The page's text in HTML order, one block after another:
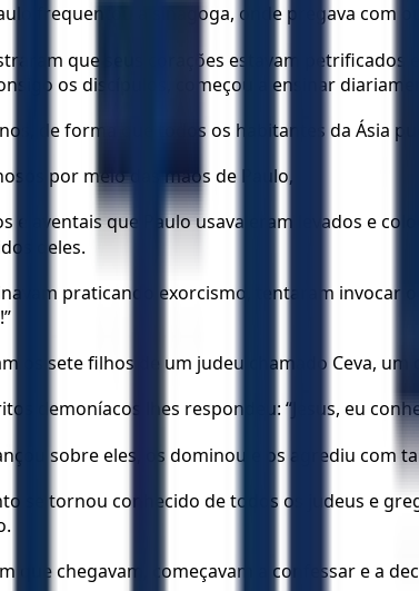
frequentou a sinagoga, onde pregava com
que seus corações estavam
os discípulos, começou a ensinar
de forma que todos os habitantes da Ásia
por meio das mãos de Paulo,
e aventais que Paulo usava eram levados e
deles.
praticando exorcismo, tentaram invocar
os sete filhos de um judeu chamado Ceva, um
demoníacos lhes respondeu: “Jesus, eu
sobre eles, os dominou e os agrediu com
se tornou conhecido de todos os judeus e
que chegavam, começavam a confessar e a